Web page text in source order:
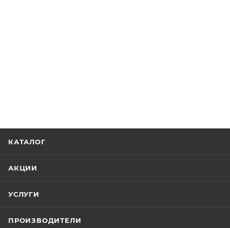
КАТАЛОГ
АКЦИИ
УСЛУГИ
ПРОИЗВОДИТЕЛИ